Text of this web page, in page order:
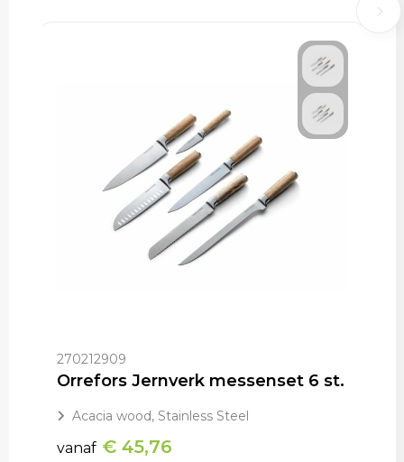
270212909
Orrefors Jernverk messenset 6 st.
Acacia wood, Stainless Steel
vanaf € 45,76